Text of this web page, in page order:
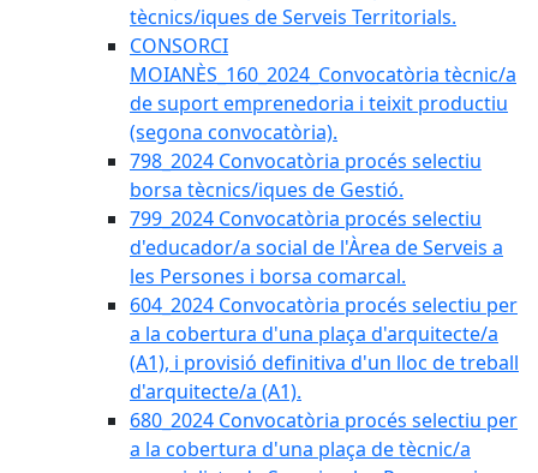
tècnics/iques de Serveis Territorials.
CONSORCI
MOIANÈS_160_2024_Convocatòria tècnic/a
de suport emprenedoria i teixit productiu
(segona convocatòria).
798_2024 Convocatòria procés selectiu
borsa tècnics/iques de Gestió.
799_2024 Convocatòria procés selectiu
d'educador/a social de l'Àrea de Serveis a
les Persones i borsa comarcal.
604_2024 Convocatòria procés selectiu per
a la cobertura d'una plaça d'arquitecte/a
(A1), i provisió definitiva d'un lloc de treball
d'arquitecte/a (A1).
680_2024 Convocatòria procés selectiu per
a la cobertura d'una plaça de tècnic/a